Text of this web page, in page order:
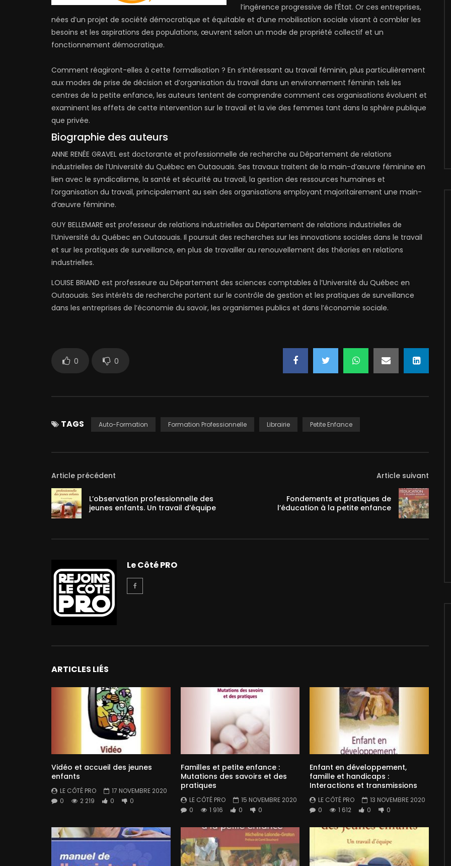
l’ingérence progressive de l’État. Or ces entreprises,
nées d’un projet de société démocratique et équitable et d’une mobilisation sociale visant à combler les
besoins et les aspirations des populations, œuvrent selon un mode de propriété collectif et un
fonctionnement démocratique.
Comment réagiront-elles à cette formalisation ? En s’intéressant au travail féminin, plus particulièrement
aux modes de prise de décision et d’organisation du travail dans un environnement féminin tels les
centres de la petite enfance, les auteurs tentent de comprendre comment ces organisations évoluent et
examinent les effets de cette intervention sur le travail et la vie des femmes tant dans la sphère publique
que privée.
Biographie des auteurs
ANNE RENÉE GRAVEL est doctorante et professionnelle de recherche au Département de relations
industrielles de l’Université du Québec en Outaouais. Ses travaux traitent de la main-d’œuvre féminine en
lien avec le syndicalisme, la santé et sécurité au travail, la gestion des ressources humaines et
l’organisation du travail, principalement au sein des organisations employant majoritairement une main-
d’œuvre féminine.
GUY BELLEMARE est professeur de relations industrielles au Département de relations industrielles de
l’Université du Québec en Outaouais. Il poursuit des recherches sur les innovations sociales dans le travail
et sur les pratiques de surveillance, en plus de travailler au renouvellement des théories en relations
industrielles.
LOUISE BRIAND est professeure au Département des sciences comptables à l’Université du Québec en
Outaouais. Ses intérêts de recherche portent sur le contrôle de gestion et les pratiques de surveillance
dans les entreprises de l’économie du savoir, les organismes publics et dans l’économie sociale.
0 0
TAGS Auto-Formation Formation Professionnelle Librairie Petite Enfance
Article précédent
L’observation professionnelle des
jeunes enfants. Un travail d’équipe
Article suivant
Fondements et pratiques de
l’éducation à la petite enfance
Le Côté PRO
ARTICLES LIÉS
Vidéo et accueil des jeunes
enfants
LE CÔTÉ PRO
17 NOVEMBRE 2020
0
2 219 0 0
Familles et petite enfance :
Mutations des savoirs et des
pratiques
LE CÔTÉ PRO
15 NOVEMBRE 2020
0
1 916 0 0
Enfant en développement,
famille et handicaps :
Interactions et transmissions
LE CÔTÉ PRO
13 NOVEMBRE 2020
0
1 612 0 0